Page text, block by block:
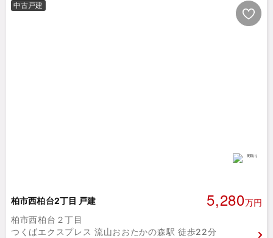
中古戸建
柏市西柏台2丁目 戸建 5,280万円
柏市西柏台２丁目
つくばエクスプレス 流山おおたかの森駅 徒歩22分